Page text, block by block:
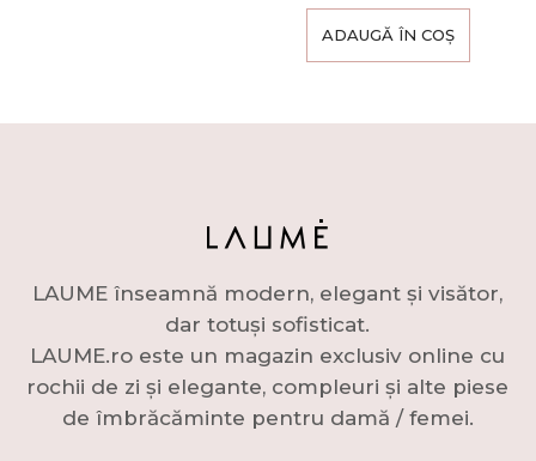
ADAUGĂ ÎN COȘ
LAUME înseamnă modern, elegant și visător,
dar totuși sofisticat.
LAUME.ro este un magazin exclusiv online cu
rochii de zi și elegante, compleuri și alte piese
de îmbrăcăminte pentru damă / femei.